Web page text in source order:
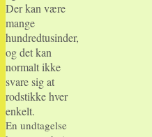
Der kan være
mange
hundredtusinder,
og det kan
normalt ikke
svare sig at
rodstikke hver
enkelt.
En undtagelse